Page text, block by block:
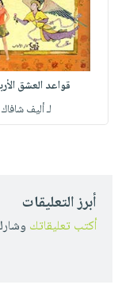
قواعد العشق
لـ أليف شافاك
أبرز التعليقات
أكتب تعليقاتك